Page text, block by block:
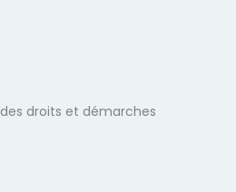
droits et démarches